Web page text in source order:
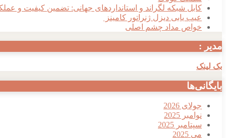
کابل شبکه لگراند و استانداردهای جهانی: تضمین کیفیت و
عیب یابی دیزل ژنراتور کامینز
خواص مداد چشم اصلی
مدیر :
بک لینک
بایگانی‌ها
جولای 2026
نوامبر 2025
سپتامبر 2025
می 2025